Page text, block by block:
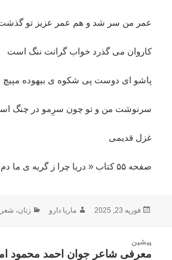
عمر من سر شد و هم عمر عزيز تو
کاروان می گذرد خواب گرانت ننگ است
پاشو ای دوست پی شکوه ی بيهوده مپيچ
سرنوشت من و تو چون سرِمو در چنگ
غزل قدیمی
صفحه ۵۵ کتاب « دریا چرا ز گریه ی ما دم نمی زند ؟»
ارسال
فوریه 23, 2025 نویسنده
ماریا دارو دسته‌ها
زنان،
نوشتهپیشین
نوشته
معرفی شاعر جوان احمد محمود